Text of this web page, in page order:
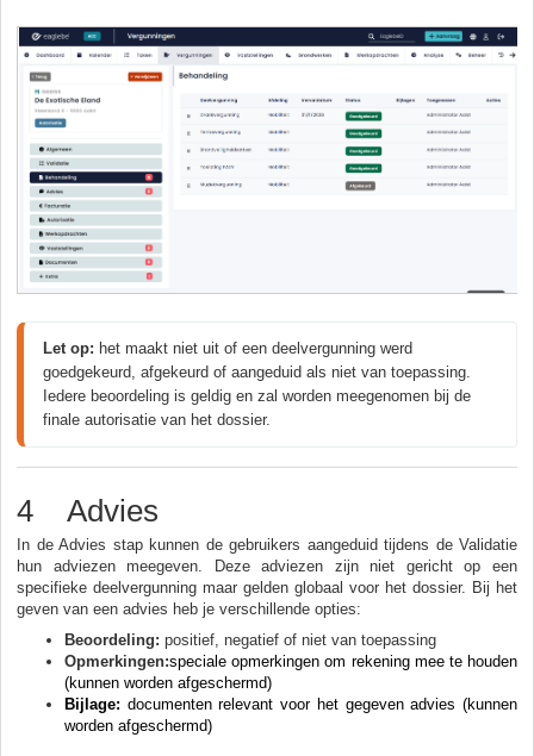
Let op: het maakt niet uit of een deelvergunning werd
goedgekeurd, afgekeurd of aangeduid als niet van toepassing.
Iedere beoordeling is geldig en zal worden meegenomen bij de
finale autorisatie van het dossier.
4 Advies
In de Advies stap kunnen de gebruikers aangeduid tijdens de Validatie
hun adviezen meegeven. Deze adviezen zijn niet gericht op een
specifieke deelvergunning maar gelden globaal voor het dossier. Bij het
geven van een advies heb je verschillende opties:
Beoordeling: positief, negatief of niet van toepassing
Opmerkingen:speciale opmerkingen om rekening mee te houden
(kunnen worden afgeschermd)
Bijlage: documenten relevant voor het gegeven advies(kunnen
worden afgeschermd)